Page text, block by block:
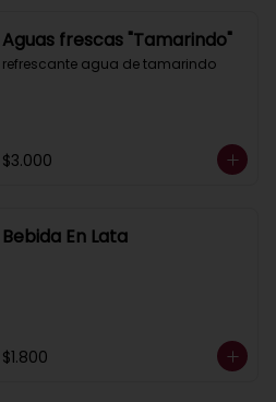
Aguas frescas "Tamarindo"
refrescante agua de tamarindo
$3.000
Bebida En Lata
$1.800